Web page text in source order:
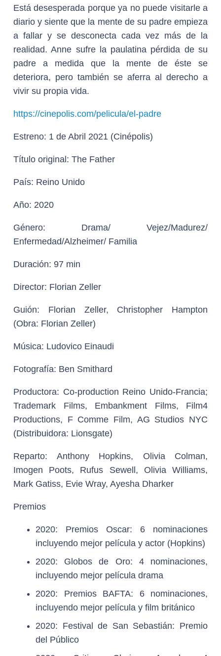
Está desesperada porque ya no puede visitarle a
diario y siente que la mente de su padre empieza
a fallar y se desconecta cada vez más de la
realidad. Anne sufre la paulatina pérdida de su
padre a medida que la mente de éste se
deteriora, pero también se aferra al derecho a
vivir su propia vida.
https://cinepolis.com/pelicula/el-padre
Estreno: 1 de Abril 2021 (Cinépolis)
Título original: The Father
País: Reino Unido
Año: 2020
Género: Drama/ Vejez/Madurez/
Enfermedad/Alzheimer/ Familia
Duración: 97 min
Director: Florian Zeller
Guión: Florian Zeller, Christopher Hampton
(Obra: Florian Zeller)
Música: Ludovico Einaudi
Fotografía: Ben Smithard
Productora: Co-production Reino Unido-Francia;
Trademark Films, Embankment Films, Film4
Productions, F Comme Film, AG Studios NYC
(Distribuidora: Lionsgate)
Reparto: Anthony Hopkins, Olivia Colman,
Imogen Poots, Rufus Sewell, Olivia Williams,
Mark Gatiss, Evie Wray, Ayesha Dharker
Premios
2020: Premios Oscar: 6 nominaciones
incluyendo mejor película y actor (Hopkins)
2020: Globos de Oro: 4 nominaciones,
incluyendo mejor película drama
2020: Premios BAFTA: 6 nominaciones,
incluyendo mejor película y film británico
2020: Festival de San Sebastián: Premio
del Público